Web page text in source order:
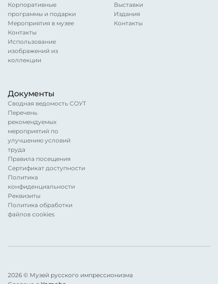
Корпоративные
программы и подарки
Мероприятия в музее
Контакты
Использование
изображений из
коллекции
Выставки
Издания
Контакты
Документы
Сводная ведомость СОУТ
Перечень
рекомендуемых
мероприятий по
улучшению условий
труда
Правила посещения
Сертификат доступности
Политика
конфиденциальности
Реквизиты
Политика обработки
файлов cookies
2026 © Музей русского импрессионизма